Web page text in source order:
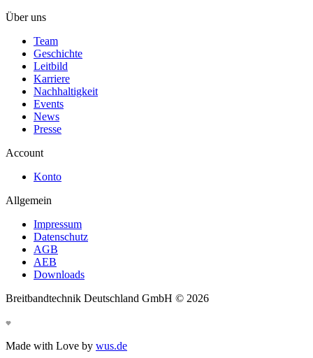
Über uns
Team
Geschichte
Leitbild
Karriere
Nachhaltigkeit
Events
News
Presse
Account
Konto
Allgemein
Impressum
Datenschutz
AGB
AEB
Downloads
Breitbandtechnik Deutschland GmbH © 2026
Made with Love by wus.de